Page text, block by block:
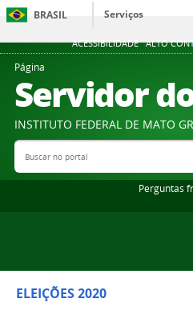
ACESSIBILIDADE ALTO
BRASIL
Serviços
Página
Servidor
INSTITUTO FEDERAL DE MATO
Buscar no portal
Perguntas
ELEIÇÕES 2020